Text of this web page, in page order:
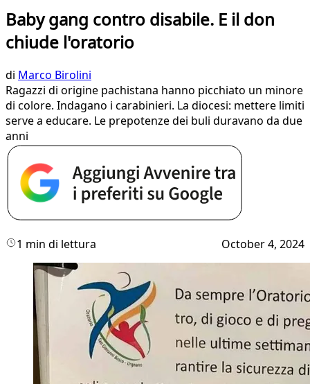
Baby gang contro disabile. E il don
chiude l'oratorio
di Marco Birolini
Ragazzi di origine pachistana hanno picchiato un minore
di colore. Indagano i carabinieri. La diocesi: mettere limiti
serve a educare. Le prepotenze dei buli duravano da due
anni
1 min di lettura October 4, 2024